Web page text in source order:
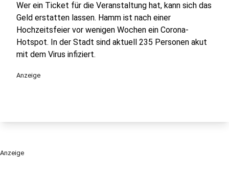
Wer ein Ticket für die Veranstaltung hat, kann sich das
Geld erstatten lassen. Hamm ist nach einer
Hochzeitsfeier vor wenigen Wochen ein Corona-
Hotspot. In der Stadt sind aktuell 235 Personen akut
mit dem Virus infiziert.
Anzeige
Anzeige